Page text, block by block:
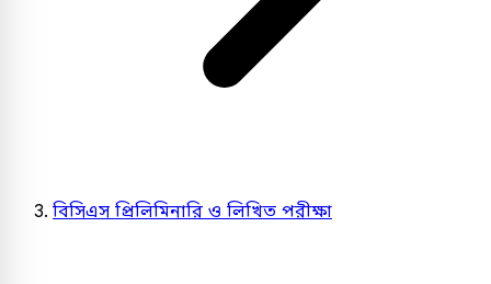
বিসিএস প্রিলিমিনারি ও লিখিত পরীক্ষা